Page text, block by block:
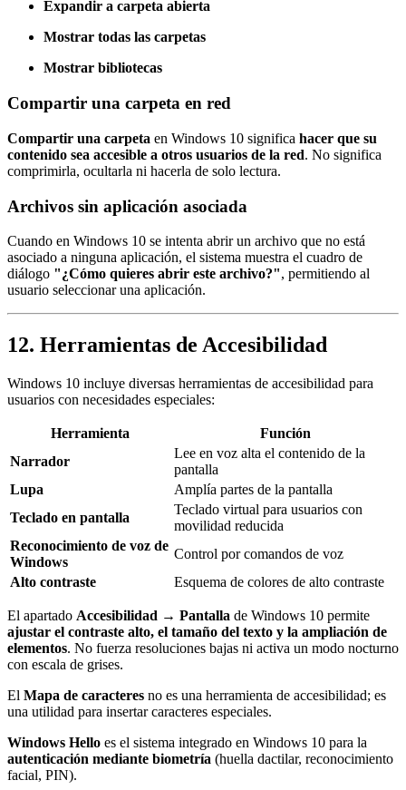
Expandir a carpeta abierta
Mostrar todas las carpetas
Mostrar bibliotecas
Compartir una carpeta en red
Compartir una carpeta en Windows 10 significa hacer que su
contenido sea accesible a otros usuarios de la red. No significa
comprimirla, ocultarla ni hacerla de solo lectura.
Archivos sin aplicación asociada
Cuando en Windows 10 se intenta abrir un archivo que no está
asociado a ninguna aplicación, el sistema muestra el cuadro de
diálogo "¿Cómo quieres abrir este archivo?", permitiendo al
usuario seleccionar una aplicación.
12. Herramientas de Accesibilidad
Windows 10 incluye diversas herramientas de accesibilidad para
usuarios con necesidades especiales:
Herramienta
Función
Narrador
Lee en voz alta el contenido de la
pantalla
Lupa
Amplía partes de la pantalla
Teclado en pantalla
Teclado virtual para usuarios con
movilidad reducida
Reconocimiento de voz de
Windows
Control por comandos de voz
Alto contraste
Esquema de colores de alto contraste
El apartado Accesibilidad → Pantalla de Windows 10 permite
ajustar el contraste alto, el tamaño del texto y la ampliación de
elementos. No fuerza resoluciones bajas ni activa un modo nocturno
con escala de grises.
El Mapa de caracteres no es una herramienta de accesibilidad; es
una utilidad para insertar caracteres especiales.
Windows Hello es el sistema integrado en Windows 10 para la
autenticación mediante biometría (huella dactilar, reconocimiento
facial, PIN).